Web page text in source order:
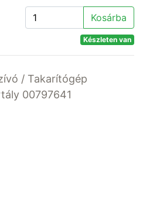
Kosárba
Készleten van
/ Takarítógép
00797641